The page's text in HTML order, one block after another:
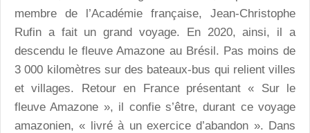
membre de l’Académie française, Jean-Christophe
Rufin a fait un grand voyage. En 2020, ainsi, il a
descendu le fleuve Amazone au Brésil. Pas moins de
3 000 kilomètres sur des bateaux-bus qui relient villes
et villages. Retour en France présentant « Sur le
fleuve Amazone », il confie s’être, durant ce voyage
amazonien, « livré à un exercice d’abandon ». Dans